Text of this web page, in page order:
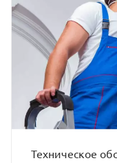
Техническое